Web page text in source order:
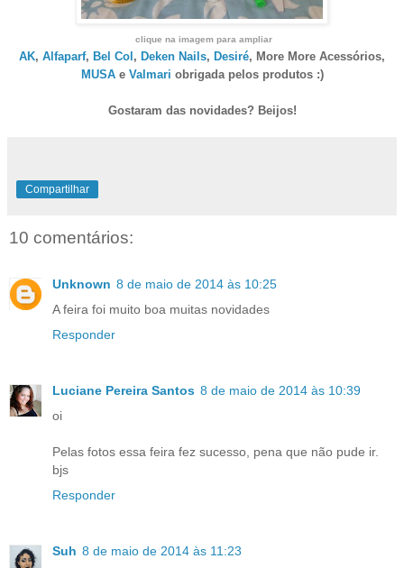
clique na imagem para ampliar
AK, Alfaparf, Bel Col , Deken Nails, Desiré, More More Acessórios,
MUSAe Valmari obrigada pelos produtos :)
Gostaram das novidades? Beijos!
Compartilhar
10 comentários:
Unknown 8 de maio de 2014 às 10:25
A feira foi muito boa muitas novidades
Responder
Luciane Pereira Santos 8 de maio de 2014 às 10:39
oi
Pelas fotos essa feira fez sucesso, pena que não pude ir.
bjs
Responder
Suh 8 de maio de 2014 às 11:23